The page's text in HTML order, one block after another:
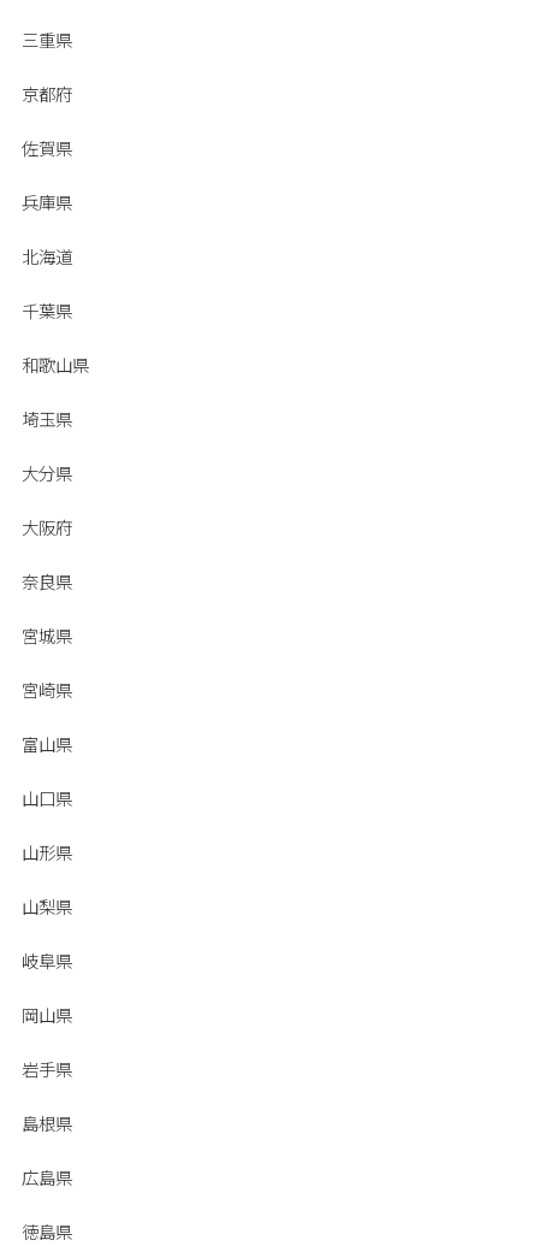
三重県
京都府
佐賀県
兵庫県
北海道
千葉県
和歌山県
埼玉県
大分県
大阪府
奈良県
宮城県
宮崎県
富山県
山口県
山形県
山梨県
岐阜県
岡山県
岩手県
島根県
広島県
徳島県